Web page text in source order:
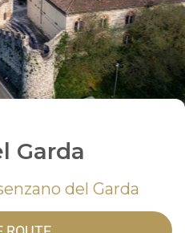
Garda
del Garda